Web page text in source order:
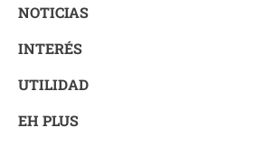
NOTICIAS
INTERÉS
UTILIDAD
EH PLUS